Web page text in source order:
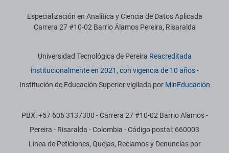
Especialización en Analítica y Ciencia de Datos Aplicada
Carrera 27 #10-02 Barrio Álamos Pereira, Risaralda
Información institucional
Universidad Tecnológica de Pereira Reacreditada
institucionalmente en 2021, con vigencia de 10 años-
Institución de Educación Superior vigilada por MinEducación
PBX: +57 606 3137300 - Carrera 27 #10-02 Barrio Alamos -
Pereira - Risaralda - Colombia - Código postal: 660003
Línea de Peticiones, Quejas, Reclamos y Denuncias por